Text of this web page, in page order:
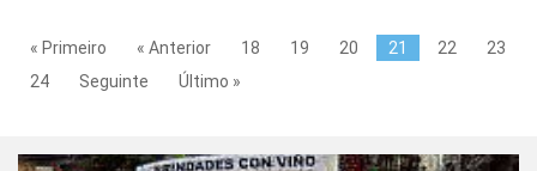
« Primeiro « Anterior 18 19 20 21 22
23
24
Seguinte Último »